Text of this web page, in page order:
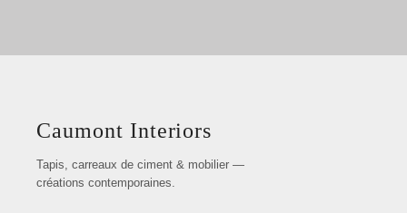
Caumont Interiors
Tapis, carreaux de ciment & mobilier —
créations contemporaines.